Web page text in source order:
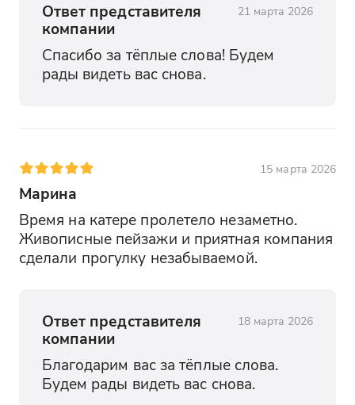
Ответ представителя
компании
21 марта 2026
Спасибо за тёплые слова! Будем
рады видеть вас снова.
15 марта 2026
Марина
Время на катере пролетело незаметно.
Живописные пейзажи и приятная компания
сделали прогулку незабываемой.
Ответ представителя
компании
18 марта 2026
Благодарим вас за тёплые слова.
Будем рады видеть вас снова.